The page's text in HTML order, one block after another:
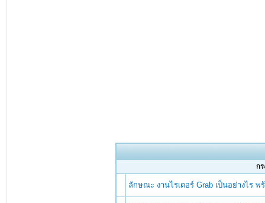
ก
ลักษณะ งานไรเดอร์ Grab เป็นอย่างไร